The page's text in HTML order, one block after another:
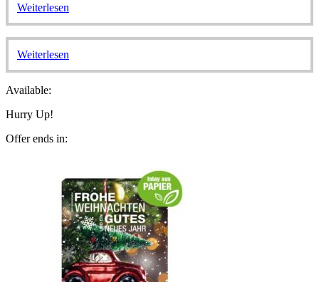
Weiterlesen
Weiterlesen
Available:
Hurry Up!
Offer ends in: